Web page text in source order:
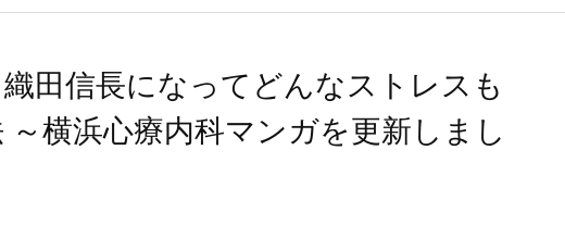
織田信長になってどんなストレスも
横浜心療内科マンガを更新しまし